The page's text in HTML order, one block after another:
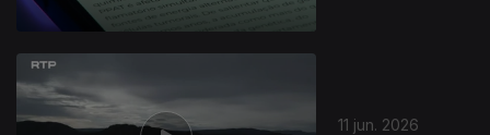
11 jun. 2026